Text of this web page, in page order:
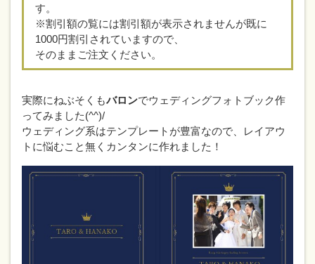
す。
※割引額の覧には割引額が表示されませんが既に
1000円割引されていますので、
そのままご注文ください。
実際にねぶそくもバロンでウェディングフォトブック作
ってみました(^^)/
ウェディング系はテンプレートが豊富なので、レイアウ
トに悩むこと無くカンタンに作れました！